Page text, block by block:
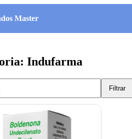
Master
Indufarma
Filtrar